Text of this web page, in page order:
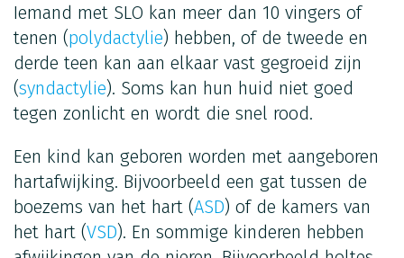
Iemand met SLO kan meer dan 10 vingers of
tenen (polydactylie) hebben, of de tweede en
derde teen kan aan elkaar vast gegroeid zijn
(syndactylie). Soms kan hun huid niet goed
tegen zonlicht en wordt die snel rood.
Een kind kan geboren worden met aangeboren
hartafwijking. Bijvoorbeeld een gat tussen de
boezems van het hart (ASD) of de kamers van
het hart (VSD). En sommige kinderen hebben